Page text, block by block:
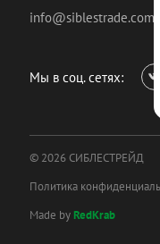
info@siblestrade.com
Мы в соц. сетях:
© 2026 СИБЛЕСТРЕЙД
Политика
Made byRedKrab